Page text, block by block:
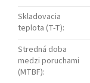
Skladovacia
teplota (T-T):
Stredná doba
medzi poruchami
(MTBF):